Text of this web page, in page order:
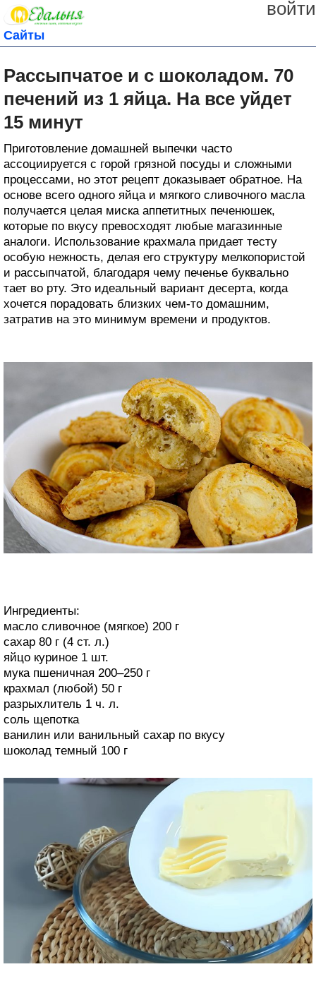
войти
Сайты
Рассыпчатое и с шоколадом. 70
печений из 1 яйца. На все уйдет
15 минут
Приготовление домашней выпечки часто
ассоциируется с горой грязной посуды и сложными
процессами, но этот рецепт доказывает обратное. На
основе всего одного яйца и мягкого сливочного масла
получается целая миска аппетитных печенюшек,
которые по вкусу превосходят любые магазинные
аналоги. Использование крахмала придает тесту
особую нежность, делая его структуру мелкопористой
и рассыпчатой, благодаря чему печенье буквально
тает во рту. Это идеальный вариант десерта, когда
хочется порадовать близких чем-то домашним,
затратив на это минимум времени и продуктов.
Ингредиенты:
масло сливочное (мягкое) 200 г
сахар 80 г (4 ст. л.)
яйцо куриное 1 шт.
мука пшеничная 200–250 г
крахмал (любой) 50 г
разрыхлитель 1 ч. л.
соль щепотка
ванилин или ванильный сахар по вкусу
шоколад темный 100 г